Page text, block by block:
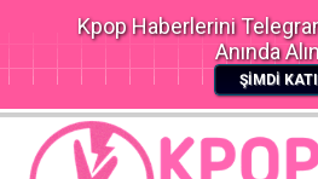
Kpop Haberlerini
Anında
ŞİMDİ